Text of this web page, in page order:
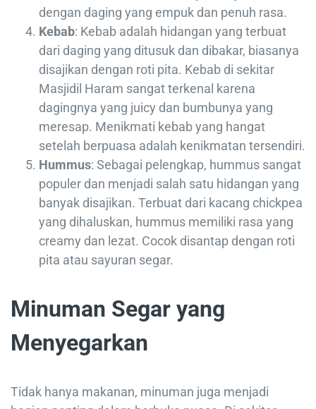
dengan daging yang empuk dan penuh rasa.
Kebab: Kebab adalah hidangan yang terbuat
dari daging yang ditusuk dan dibakar, biasanya
disajikan dengan roti pita. Kebab di sekitar
Masjidil Haram sangat terkenal karena
dagingnya yang juicy dan bumbunya yang
meresap. Menikmati kebab yang hangat
setelah berpuasa adalah kenikmatan tersendiri.
Hummus: Sebagai pelengkap, hummus sangat
populer dan menjadi salah satu hidangan yang
banyak disajikan. Terbuat dari kacang chickpea
yang dihaluskan, hummus memiliki rasa yang
creamy dan lezat. Cocok disantap dengan roti
pita atau sayuran segar.
Minuman Segar yang
Menyegarkan
Tidak hanya makanan, minuman juga menjadi